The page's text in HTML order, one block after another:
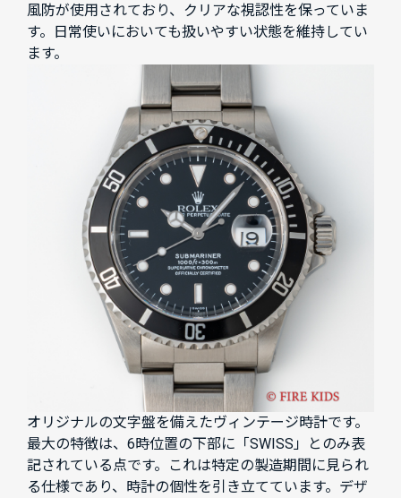
風防が使用されており、クリアな視認性を保っていま
す。日常使いにおいても扱いやすい状態を維持してい
ます。
オリジナルの文字盤を備えたヴィンテージ時計です。
最大の特徴は、6時位置の下部に「SWISS」とのみ表
記されている点です。これは特定の製造期間に見られ
る仕様であり、時計の個性を引き立てています。デザ